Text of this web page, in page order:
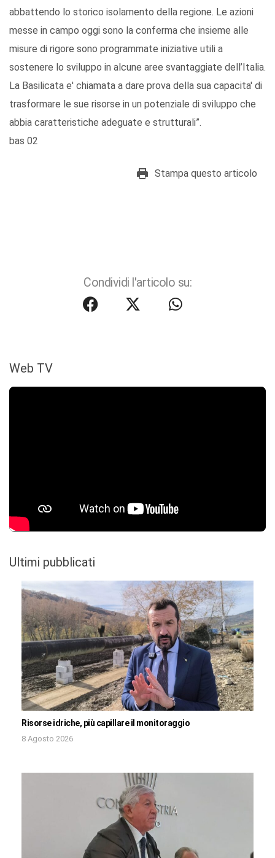
abbattendo lo storico isolamento della regione. Le azioni
messe in campo oggi sono la conferma che insieme alle
misure di rigore sono programmate iniziative utili a
sostenere lo sviluppo in alcune aree svantaggiate dell’Italia.
La Basilicata e' chiamata a dare prova della sua capacita' di
trasformare le sue risorse in un potenziale di sviluppo che
abbia caratteristiche adeguate e strutturali”.
bas 02
Stampa questo articolo
Condividi l'articolo su:
Web TV
Ultimi pubblicati
Risorse idriche, più capillare il monitoraggio
8 Agosto 2026